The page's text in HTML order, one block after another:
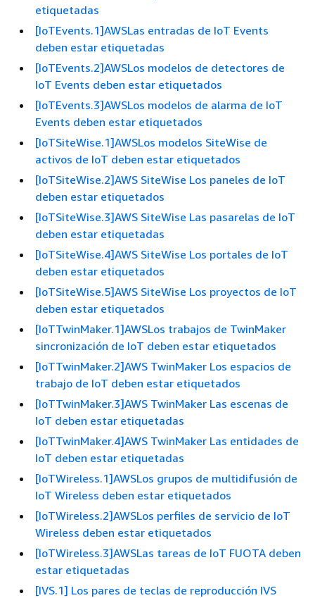
etiquetadas
[IoTEvents.1]AWSLas entradas de IoT Events
deben estar etiquetadas
[IoTEvents.2]AWSLos modelos de detectores de
IoT Events deben estar etiquetados
[IoTEvents.3]AWSLos modelos de alarma de IoT
Events deben estar etiquetados
[IoTSiteWise.1]AWSLos modelos SiteWise de
activos de IoT deben estar etiquetados
[IoTSiteWise.2]AWS SiteWise Los paneles de IoT
deben estar etiquetados
[IoTSiteWise.3]AWS SiteWise Las pasarelas de IoT
deben estar etiquetadas
[IoTSiteWise.4]AWS SiteWise Los portales de IoT
deben estar etiquetados
[IoTSiteWise.5]AWS SiteWise Los proyectos de IoT
deben estar etiquetados
[IoTTwinMaker.1]AWSLos trabajos de TwinMaker
sincronización de IoT deben estar etiquetados
[IoTTwinMaker.2]AWS TwinMaker Los espacios de
trabajo de IoT deben estar etiquetados
[IoTTwinMaker.3]AWS TwinMaker Las escenas de
IoT deben estar etiquetadas
[IoTTwinMaker.4]AWS TwinMaker Las entidades de
IoT deben estar etiquetadas
[IoTWireless.1]AWSLos grupos de multidifusión de
IoT Wireless deben estar etiquetados
[IoTWireless.2]AWSLos perfiles de servicio de IoT
Wireless deben estar etiquetados
[IoTWireless.3]AWSLas tareas de IoT FUOTA deben
estar etiquetadas
[IVS.1] Los pares de teclas de reproducción IVS